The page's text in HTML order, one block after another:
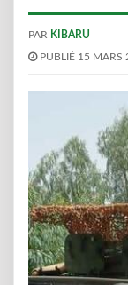
PAR KIBARU
PUBLIÉ 15 MARS